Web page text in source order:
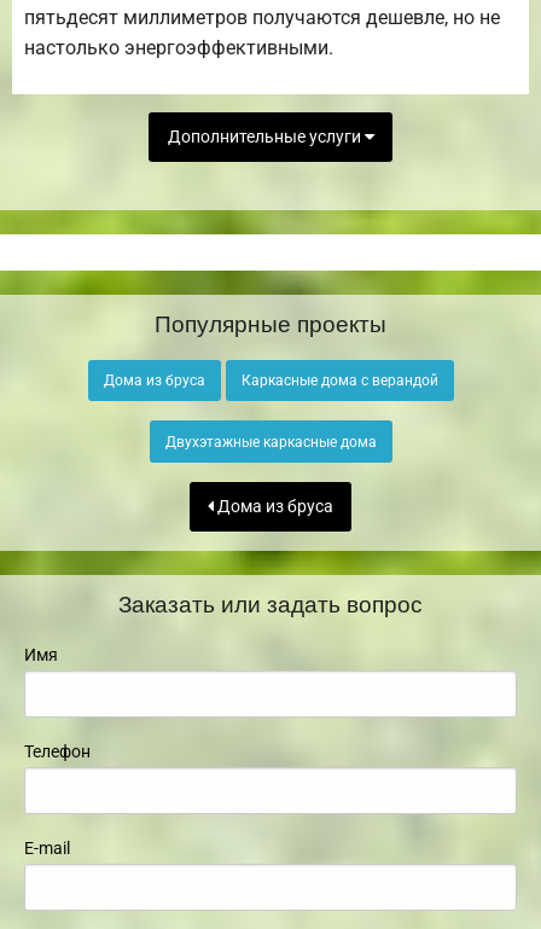
пятьдесят миллиметров получаются дешевле, но не
настолько энергоэффективными.
Дополнительные услуги
Популярные проекты
Дома из бруса Каркасные дома с верандой
Двухэтажные каркасные дома
Дома из бруса
Заказать или задать вопрос
Имя
Телефон
E-mail